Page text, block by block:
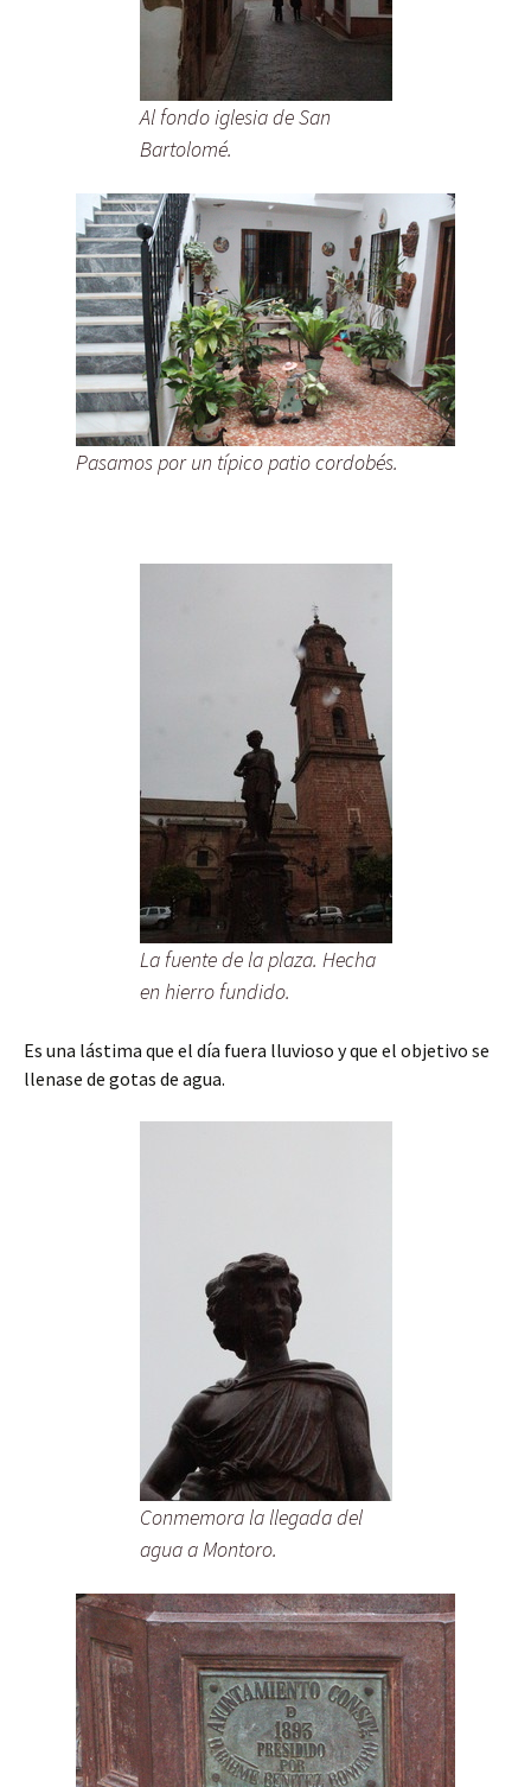
Al fondo iglesia de San
Bartolomé.
Pasamos por un típico patio cordobés.
La fuente de la plaza. Hecha
en hierro fundido.
Es una lástima que el día fuera lluvioso y que el objetivo se
llenase de gotas de agua.
Conmemora la llegada del
agua a Montoro.